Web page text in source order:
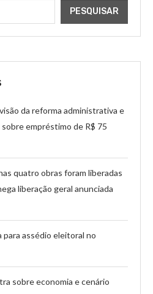
PESQUISAR
da reforma administrativa e
empréstimo de R$ 75
quatro obras foram liberadas
liberação geral anunciada
para assédio eleitoral no
sobre economia e cenário